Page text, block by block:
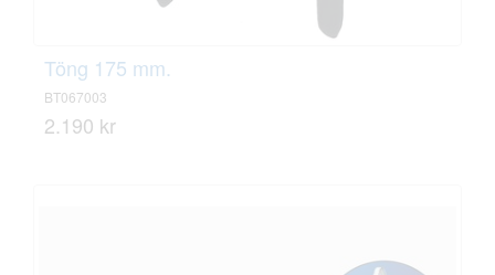
Töng 175 mm.
BT067003
2.190 kr